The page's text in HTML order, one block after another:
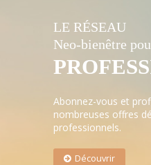
LE RÉSEAU
Neo-bienêtre
Abonnez-vous et
nombreuses offres
professionnels.
Découvrir